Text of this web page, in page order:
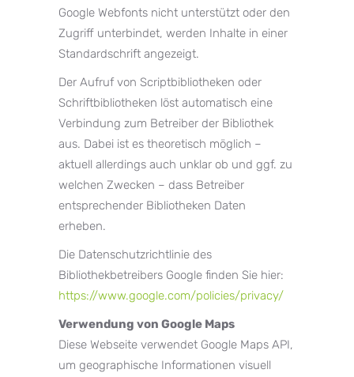
Google Webfonts nicht unterstützt oder den
Zugriff unterbindet, werden Inhalte in einer
Standardschrift angezeigt.
Der Aufruf von Scriptbibliotheken oder
Schriftbibliotheken löst automatisch eine
Verbindung zum Betreiber der Bibliothek
aus. Dabei ist es theoretisch möglich –
aktuell allerdings auch unklar ob und ggf. zu
welchen Zwecken – dass Betreiber
entsprechender Bibliotheken Daten
erheben.
Die Datenschutzrichtlinie des
Bibliothekbetreibers Google finden Sie hier:
https://www.google.com/policies/privacy/
Verwendung von Google Maps
Diese Webseite verwendet Google Maps API,
um geographische Informationen visuell